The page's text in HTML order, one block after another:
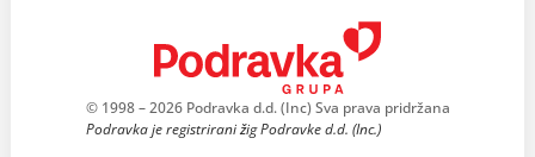
© 1998 – 2026 Podravka d.d. (Inc) Sva prava pridržana
Podravka je registrirani žig Podravke d.d. (Inc.)